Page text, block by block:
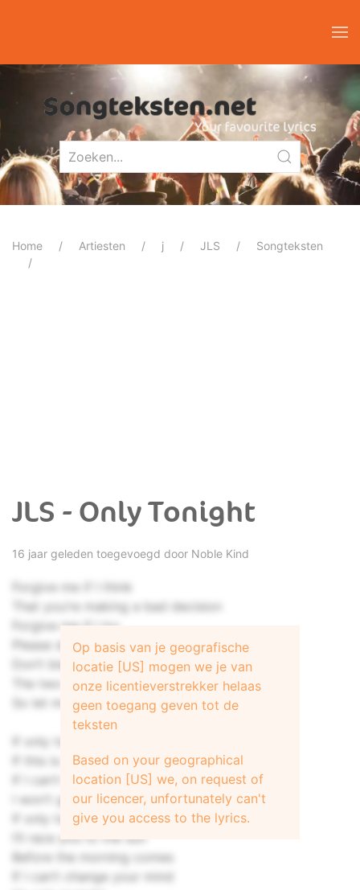
Home Artiesten j JLS Songteksten
JLS - Only Tonight
16 jaar geleden toegevoegd door Noble Kind
Forgive me if I think
That you’re making a bad decision
Forgive me if I try
Please don’t go away
Don’t blame me if I want
The two of us to stay together
So let me tell you why
If only tonight
If this is all I got
If I can’t have your love
I won’t get back up this time
If only tonight
I’ll race you to the sun
Before the morning comes
If I can’t change your mind
Op basis van je geografische
locatie [US] mogen we je van
onze licentieverstrekker helaas
geen toegang geven tot de
teksten
Based on your geographical
location [US] we, on request of
our licencer, unfortunately can't
give you access to the lyrics.